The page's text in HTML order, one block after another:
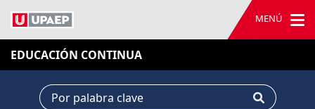
MENÚ
EDUCACIÓN CONTINUA